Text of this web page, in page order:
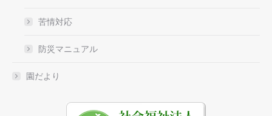
苦情対応
防災マニュアル
園だより